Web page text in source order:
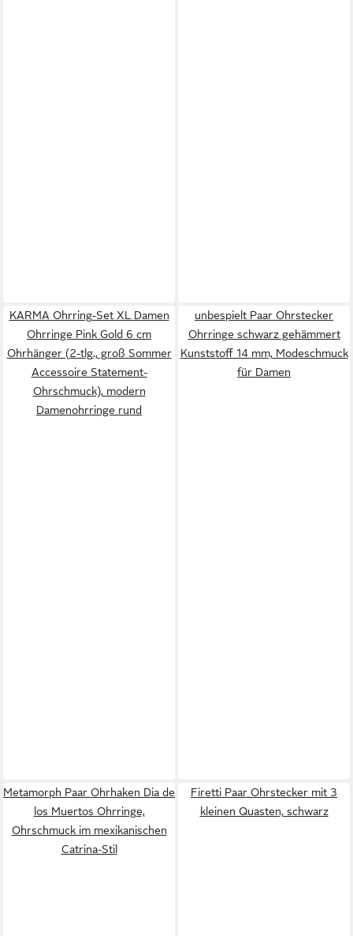
KARMA Ohrring-Set XL Damen
Ohrringe Pink Gold 6 cm
Ohrhänger (2-tlg., groß Sommer
Accessoire Statement-
Ohrschmuck), modern
Damenohrringe rund
unbespielt Paar Ohrstecker
Ohrringe schwarz gehämmert
Kunststoff 14 mm, Modeschmuck
für Damen
Metamorph Paar Ohrhaken Dia de
los Muertos Ohrringe,
Ohrschmuck im mexikanischen
Catrina-Stil
Firetti Paar Ohrstecker mit 3
kleinen Quasten, schwarz